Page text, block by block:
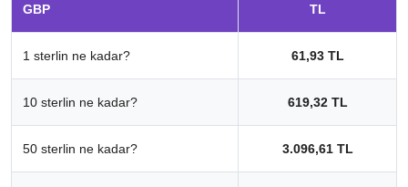
GBP TL
1 sterlin ne kadar? 61,93 TL
10 sterlin ne kadar? 619,32 TL
50 sterlin ne kadar? 3.096,61 TL